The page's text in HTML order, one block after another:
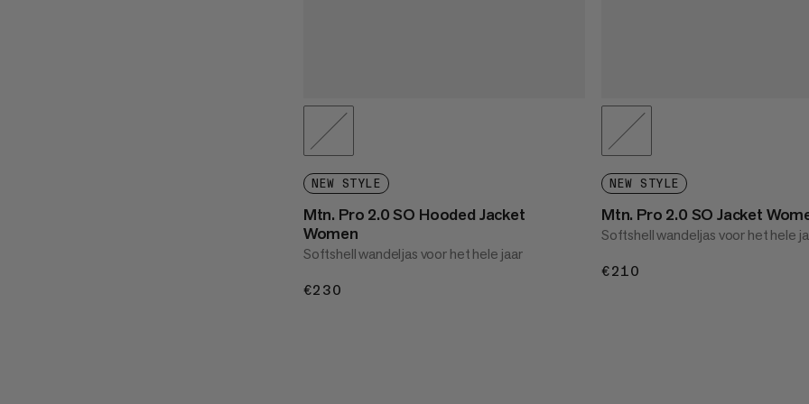
NEW STYLE
Mtn. Pro 2.0 SO Hooded Jacket
Women
Softshell wandeljas voor het hele jaar
€230
NEW STYLE
Mtn. Pro 2.0 SO Jacket
Softshell wandeljas voor het hele
€210